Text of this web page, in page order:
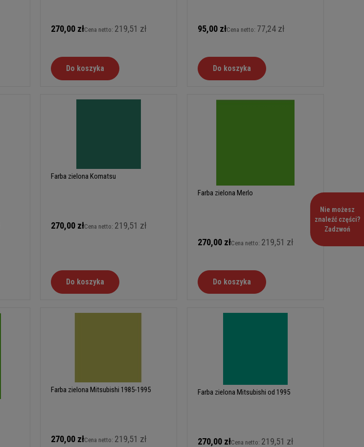
270,00 złCena netto: 219,51 zł
Do koszyka
95,00 złCena netto: 77,24 zł
Do koszyka
Farba zielona Komatsu
270,00 złCena netto: 219,51 zł
Do koszyka
Farba zielona Merlo
270,00 złCena netto: 219,51 zł
Do koszyka
Farba zielona Mitsubishi 1985-1995
270,00 złCena netto: 219,51 zł
Farba zielona Mitsubishi od 1995
270,00 złCena netto: 219,51 zł
Nie możesz
znaleźć części?
Zadzwoń